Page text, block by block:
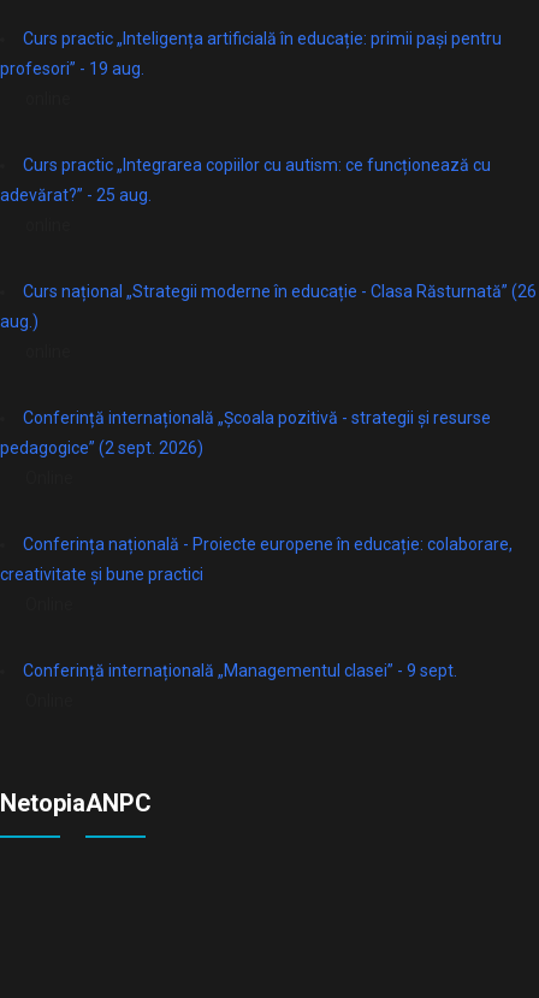
Curs practic „Inteligența artificială în educație: primii pași pentru
profesori” - 19 aug.
Curs practic „Integrarea copiilor cu autism: ce funcționează cu
adevărat?” - 25 aug.
Curs național „Strategii moderne în educație - Clasa Răsturnată” (26
aug.)
Conferință internațională „Școala pozitivă - strategii și resurse
pedagogice” (2 sept. 2026)
Conferința națională - Proiecte europene în educație: colaborare,
creativitate și bune practici
Conferință internațională „Managementul clasei” - 9 sept.
NetopiaANPC